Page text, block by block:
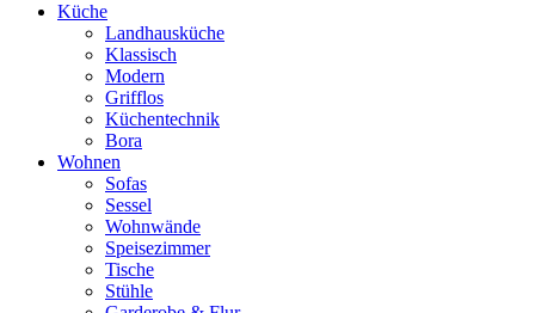
Küche
Landhausküche
Klassisch
Modern
Grifflos
Küchentechnik
Bora
Wohnen
Sofas
Sessel
Wohnwände
Speisezimmer
Tische
Stühle